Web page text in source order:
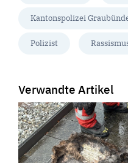
Kantonspolizei
Polizist
Verwandte Artikel